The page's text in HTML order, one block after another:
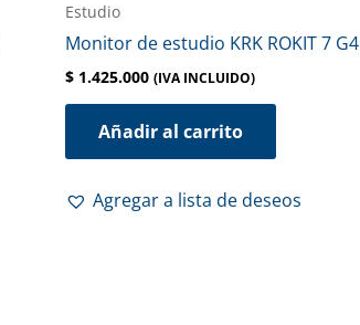
Estudio
Monitor de estudio KRK ROKIT 7 G4
$ 1.425.000 (IVA INCLUIDO)
Añadir al carrito
Agregar a lista de deseos